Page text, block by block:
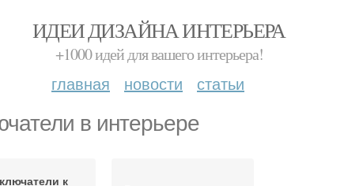
ИДЕИ ДИЗАЙНА ИНТЕРЬЕРА
+1000 идей для вашего интерьера!
главная новости статьи
в интерьере
к